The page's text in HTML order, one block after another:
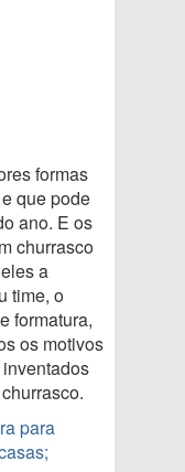
formas
que pode
ano. E os
churrasco
a
time, o
formatura,
os motivos
para